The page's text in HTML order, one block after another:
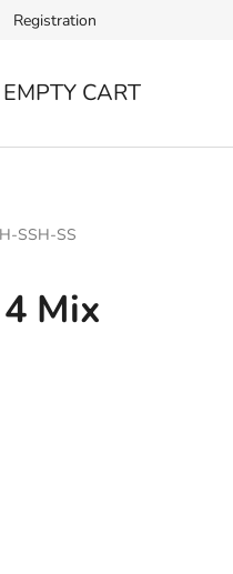
Registration
EMPTY CART
SSH-SS
Mix